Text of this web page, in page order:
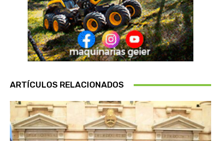
ARTÍCULOS RELACIONADOS